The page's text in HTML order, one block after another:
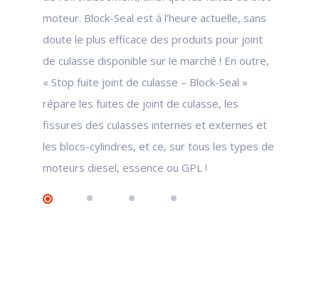
moteur. Block-Seal est à l’heure actuelle, sans
doute le plus efficace des produits pour joint
de culasse disponible sur le marché ! En outre,
« Stop fuite joint de culasse – Block-Seal »
répare les fuites de joint de culasse, les
fissures des culasses internes et externes et
les blocs-cylindres, et ce, sur tous les types de
moteurs diesel, essence ou GPL !